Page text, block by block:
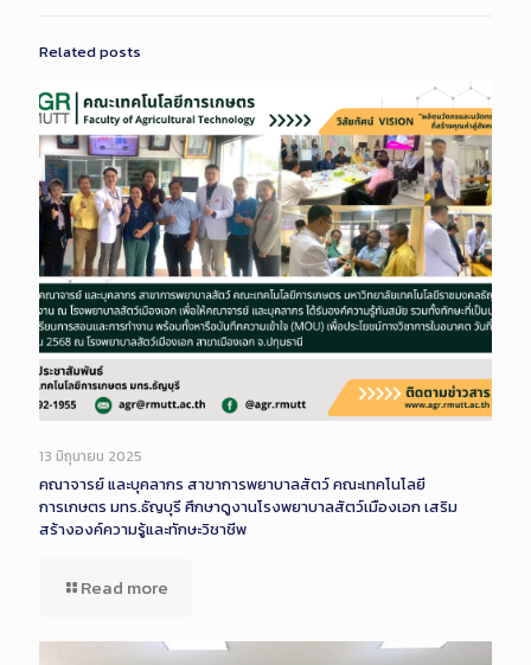
Related posts
13 มิถุนายน 2025
คณาจารย์ และบุคลากร สาขาการพยาบาลสัตว์ คณะเทคโนโลยี
การเกษตร มทร.ธัญบุรี ศึกษาดูงานโรงพยาบาลสัตว์เมืองเอก เสริม
สร้างองค์ความรู้และทักษะวิชาชีพ
Read more